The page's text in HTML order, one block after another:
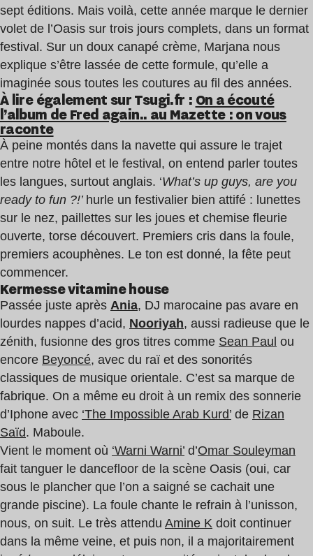
sept éditions. Mais voilà, cette année marque le dernier
volet de l’Oasis sur trois jours complets, dans un format
festival. Sur un doux canapé crème, Marjana nous
explique s’être lassée de cette formule, qu’elle a
imaginée sous toutes les coutures au fil des années.
À lire également sur Tsugi.fr : On a écouté
l’album de Fred again.. au Mazette : on vous
raconteOasis Oasis
À peine montés dans la navette qui assure le trajet
entre notre hôtel et le festival, on entend parler toutes
les langues, surtout anglais. ‘What’s up guys, are you
ready to fun ?!’ hurle un festivalier bien attifé : lunettes
sur le nez, paillettes sur les joues et chemise fleurie
ouverte, torse découvert. Premiers cris dans la foule,
premiers acouphènes. Le ton est donné, la fête peut
commencer.
Kermesse vitamine house
Passée juste après Ania, DJ marocaine pas avare en
lourdes nappes d’acid, Nooriyah, aussi radieuse que le
zénith, fusionne des gros titres comme Sean Paul ou
encore Beyoncé, avec du raï et des sonorités
classiques de musique orientale. C’est sa marque de
fabrique. On a même eu droit à un remix des sonnerie
d’Iphone avec ‘The Impossible Arab Kurd’ de Rizan
Saïd. Maboule.
Vient le moment où ‘Warni Warni’ d’Omar Souleyman
fait tanguer le dancefloor de la scène Oasis (oui, car
sous le plancher que l’on a saigné se cachait une
grande piscine). La foule chante le refrain à l’unisson,
nous, on suit. Le très attendu Amine K doit continuer
dans la même veine, et puis non, il a majoritairement